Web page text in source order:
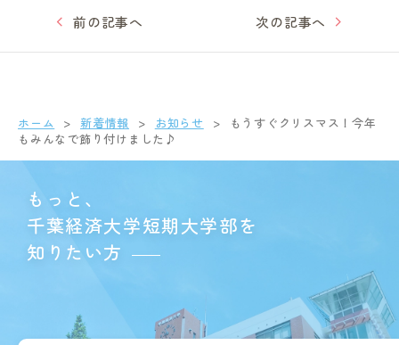
前の記事へ 次の記事へ
ホーム 新着情報 お知らせ
もうすぐクリスマス！今年
もみんなで飾り付けました♪
もっと、
千葉経済大学短期大学部を
知りたい方